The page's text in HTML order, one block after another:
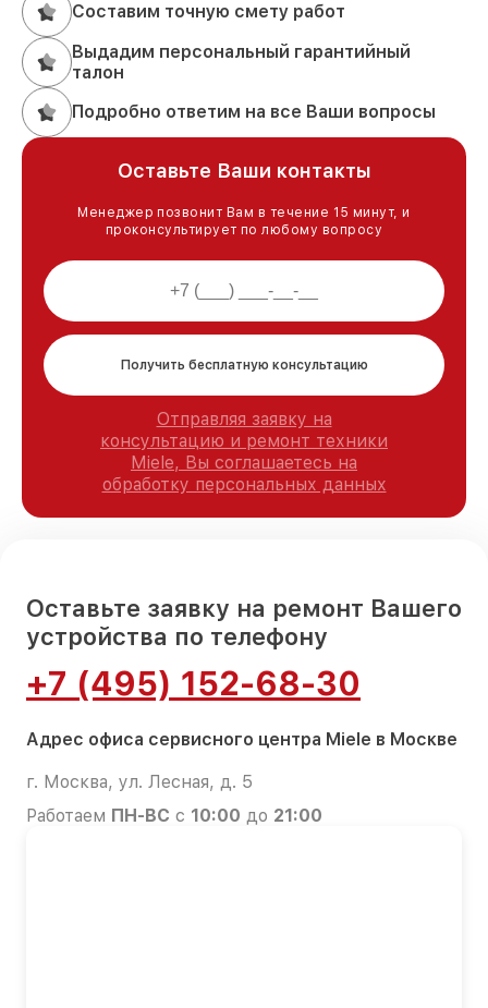
Составим точную смету работ
Выдадим персональный гарантийный
талон
Подробно ответим на все Ваши вопросы
Оставьте Ваши контакты
Менеджер позвонит Вам в течение 15 минут, и
проконсультирует по любому вопросу
Получить бесплатную консультацию
Отправляя заявку на
консультацию и ремонт техники
Miele, Вы соглашаетесь на
обработку персональных данных
Оставьте заявку на ремонт Вашего
устройства по телефону
+7 (495) 152-68-30
Адрес офиса сервисного центра Miele в Москве
г. Москва, ул. Лесная, д. 5
Работаем ПН-ВС с 10:00 до 21:00